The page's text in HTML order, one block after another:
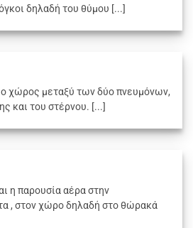
δηλαδή του θύμου [...]
ο χώρος μεταξύ των δύο πνευμόνων,
και του στέρνου. [...]
η παρουσία αέρα στην
, στον χώρο δηλαδή στο θώρακά